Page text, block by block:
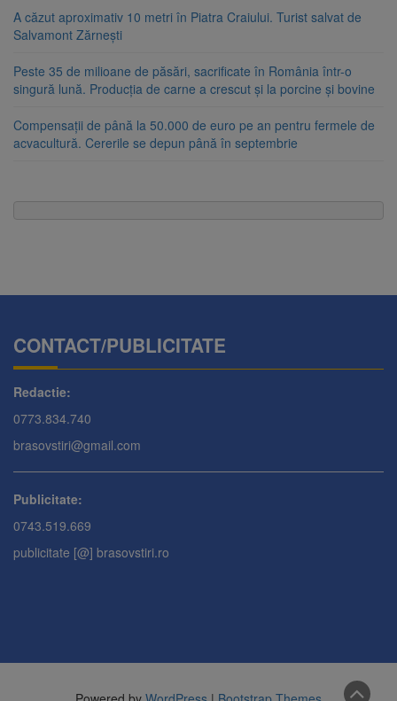
A căzut aproximativ 10 metri în Piatra Craiului. Turist salvat de
Salvamont Zărnești
Peste 35 de milioane de păsări, sacrificate în România într-o
singură lună. Producția de carne a crescut și la porcine și bovine
Compensații de până la 50.000 de euro pe an pentru fermele de
acvacultură. Cererile se depun până în septembrie
CONTACT/PUBLICITATE
Redactie:
0773.834.740
brasovstiri@gmail.com
Publicitate:
0743.519.669
publicitate [@] brasovstiri.ro